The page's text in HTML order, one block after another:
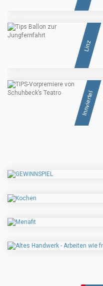
Linz
Innviertel